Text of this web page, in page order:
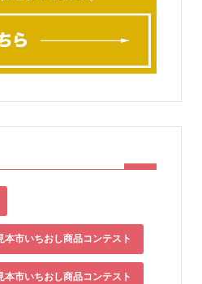
市いちおし商品コンテスト
市いちおし商品コンテスト